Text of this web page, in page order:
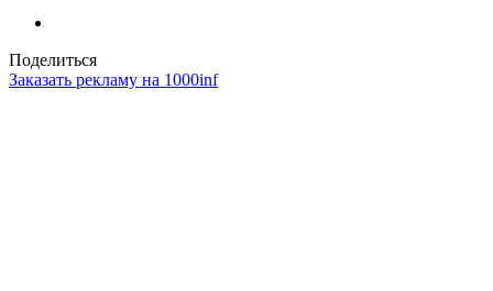
Поделиться
Заказать рекламу на 1000inf